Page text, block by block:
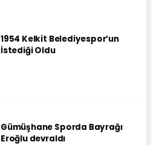
1954 Kelkit Belediyespor’un
İstediği Oldu
Gümüşhane Sporda Bayrağı
Eroğlu devraldı